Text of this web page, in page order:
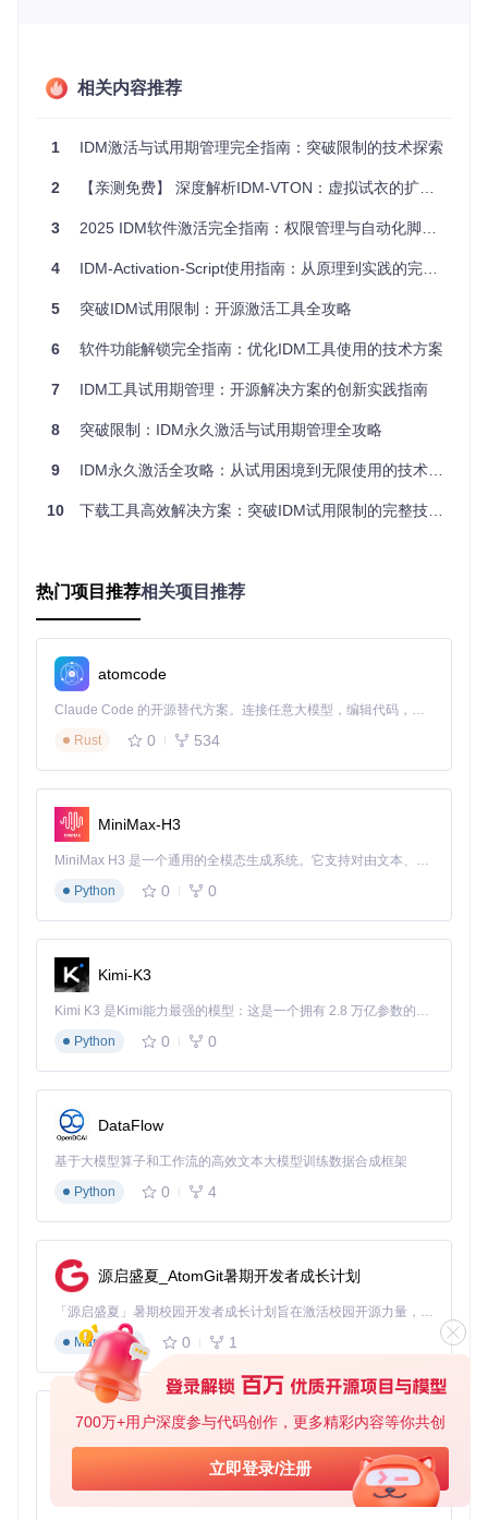
700万+用户深度参与代码创作，更多精彩内容等你共创
立即登录/注册
权限获取：获取这些注册表项的完全控制权，包括读取、
：建立访问屏障，防止IDM修改试用状态信息
自动维护：定期检查注册表状态，确保控制机制持续有效
💡技术难点：注册表项的位置因系统架构（32位/64位）而不
（本地机器）是两个主要的注册表根键，IDM的配置信息主要
场景化方案
方案一：PowerShell快速配置
执行配置命令
iex irm
功能选择
脚本运行后会显示功能菜单，输入"2"选择"Freeze Tria
l"（冻结试用期）
按提示完成剩余操作
原理注释：该命令通过PowerShell从远程服务器下载并执行配
置脚本，自动完成注册表权限的获取与锁定，无需用户手动操
作注册表。
优缺点分析：
优点：操作简单（仅需一条命令）、自动适配系统环境、内
顾虑的用户可能不适应
方案二：本地脚本深度定制
适用场景：技术用户、企业部署、需要离线使用
步骤引导
克隆项目仓库：
git clone
进入项目目录：
cd
执行主脚本
右键点击"IAS.cmd"文件
选择"以管理员身份运行"
相关内容推荐
1 IDM激活与试用期管理完全指南：突破限制的技术探索
2 【亲测免费】 深度解析IDM-VTON：虚拟试衣的扩散模型实战指南
3 2025 IDM软件激活完全指南：权限管理与自动化脚本应用实践
4 IDM-Activation-Script使用指南：从原理到实践的完整解析
5 突破IDM试用限制：开源激活工具全攻略
6 软件功能解锁完全指南：优化IDM工具使用的技术方案
7 IDM工具试用期管理：开源解决方案的创新实践指南
8 突破限制：IDM永久激活与试用期管理全攻略
9 IDM永久激活全攻略：从试用困境到无限使用的技术突破
10 下载工具高效解决方案：突破IDM试用限制的完整技术指南
热门项目推荐相关项目推荐
atomcode
Claude Code 的开源替代方案。连接任意大模型，编辑代码，运行命令，自动验证 — 全自动执行。用 Rust 构建，极致性能。 ｜ An open-source alternative to Claude Code. Connect any LLM, edit code, run commands, and verify changes — autonomously. Built in Rust for speed. Get Started
Rust
0 534
MiniMax-H3
MiniMax H3 是一个通用的全模态生成系统。它支持对由文本、图像、视频和音频组成的多模态上下文进行统一理解，并能生成分辨率高达 2K、时长可达 15 秒的带原生立体声音频的视频。得益于面向任务泛化的系统设计，H3 在预训练阶段就已具备广泛的多模态上下文理解与生成能力，能够出色地执行复杂的多模态指令。
Python
0 0
Kimi-K3
Kimi K3 是Kimi能力最强的模型：这是一个拥有 2.8 万亿参数的混合专家（MoE）模型，具备原生视觉理解能力，并支持 100 万 token 的上下文窗口。
Python
0 0
DataFlow
基于大模型算子和工作流的高效文本大模型训练数据合成框架
Python
0 4
源启盛夏_AtomGit暑期开发者成长计划
「源启盛夏」暑期校园开发者成长计划旨在激活校园开源力量，通过积分激励、认证扶持、资源倾斜等形式，引导高校组织和开发者完成「入驻 — 建项目 — 做贡献 — 获认证 — 得资源」的完整闭环。无论你是想带领社团入驻平台的组织者，还是希望用代码贡献证明自己的开发者，都能在这里找到属于你的成长路径。
Markdown
0 1
py-xiaozhi
基于Python的Xiaozhi AI，适用于想要完整Xiaozhi体验而无需拥有专用硬件的用户。
Python
0 1